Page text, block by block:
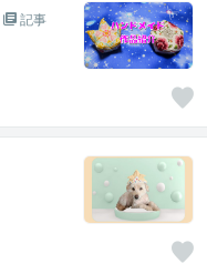
記事